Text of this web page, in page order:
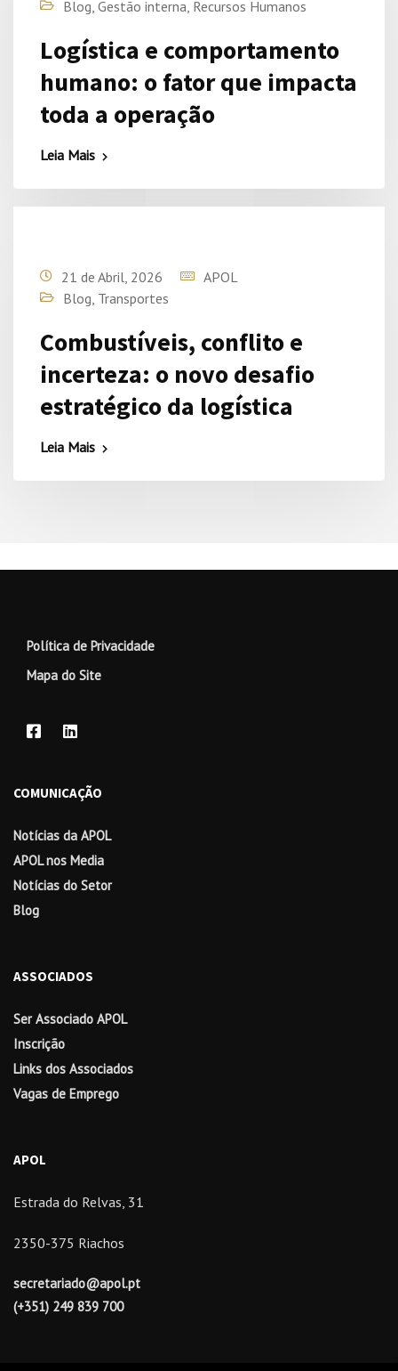
Blog, Gestão interna, Recursos Humanos
Logística e comportamento
humano: o fator que impacta
toda a operação
Leia Mais
21 de Abril, 2026
APOL
Blog, Transportes
Combustíveis, conflito e
incerteza: o novo desafio
estratégico da logística
Leia Mais
Política de Privacidade
Mapa do Site
COMUNICAÇÃO
Notícias da APOL
APOL nos Media
Notícias do Setor
Blog
ASSOCIADOS
Ser Associado APOL
Inscrição
Links dos Associados
Vagas de Emprego
APOL
Estrada do Relvas, 31
2350-375 Riachos
secretariado@apol.pt
(+351) 249 839 700